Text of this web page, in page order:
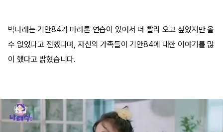
박나래는 기안84가 마라톤 연습이 있어서 더 빨리 오고 싶었지만 올
수 없었다고 전했다며, 자신의 가족들이 기안84에 대한 이야기를 많
이 했다고 밝혔습니다.